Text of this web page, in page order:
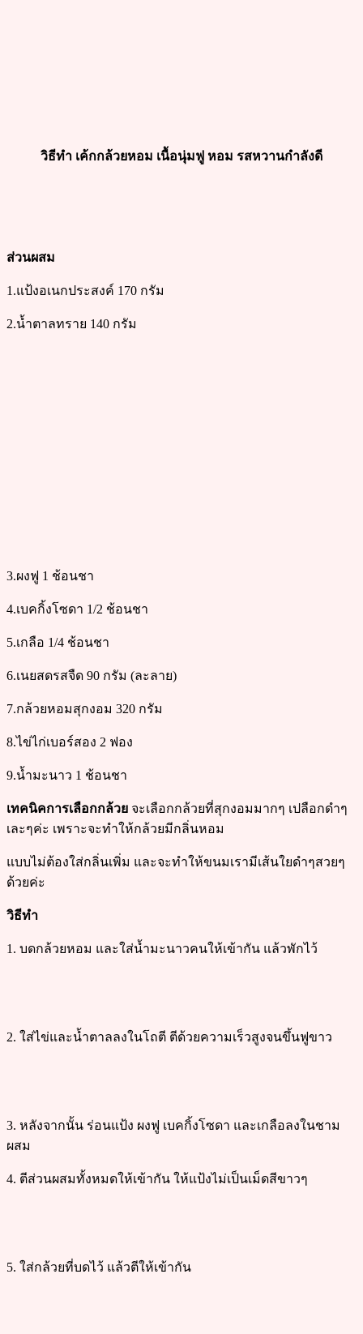
วิธีทำ เค้กกล้วยหอม เนื้อนุ่มฟู หอม รสหวานกำลังดี
ส่วนผสม
1.แป้งอเนกประสงค์ 170 กรัม
2.น้ำตาลทราย 140 กรัม
3.ผงฟู 1 ช้อนชา
4.เบคกิ้งโซดา 1/2 ช้อนชา
5.เกลือ 1/4 ช้อนชา
6.เนยสดรสจืด 90 กรัม (ละลาย)
7.กล้วยหอมสุกงอม 320 กรัม
8.ไข่ไก่เบอร์สอง 2 ฟอง
9.น้ำมะนาว 1 ช้อนชา
เทคนิคการเลือกกล้วย จะเลือกกล้วยที่สุกงอมมากๆ เปลือกดำๆ
เละๆค่ะ เพราะจะทำให้กล้วยมีกลิ่นหอม
แบบไม่ต้องใส่กลิ่นเพิ่ม และจะทำให้ขนมเรามีเส้นใยดำๆสวยๆ
ด้วยค่ะ
วิธีทำ
1. บดกล้วยหอม และใส่น้ำมะนาวคนให้เข้ากัน แล้วพักไว้
2. ใส่ไข่และน้ำตาลลงในโถตี ตีด้วยความเร็วสูงจนขึ้นฟูขาว
3. หลังจากนั้น ร่อนแป้ง ผงฟู เบคกิ้งโซดา และเกลือลงในชาม
ผสม
4. ตีส่วนผสมทั้งหมดให้เข้ากัน ให้แป้งไม่เป็นเม็ดสีขาวๆ
5. ใส่กล้วยที่บดไว้ แล้วตีให้เข้ากัน